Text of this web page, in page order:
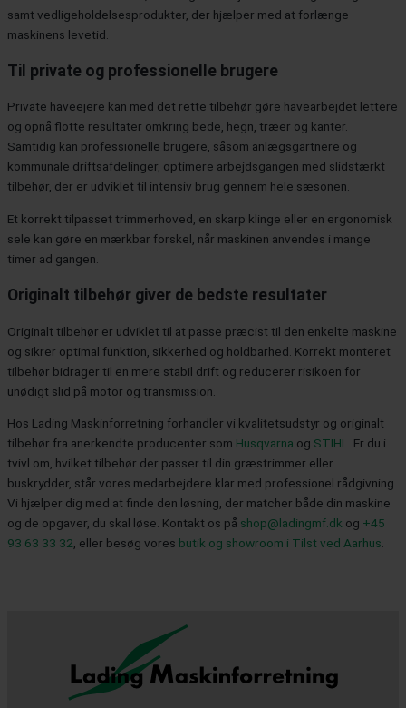
samt vedligeholdelsesprodukter, der hjælper med at forlænge
maskinens levetid.
Til private og professionelle brugere
Private haveejere kan med det rette tilbehør gøre havearbejdet lettere
og opnå flotte resultater omkring bede, hegn, træer og kanter.
Samtidig kan professionelle brugere, såsom anlægsgartnere og
kommunale driftsafdelinger, optimere arbejdsgangen med slidstærkt
tilbehør, der er udviklet til intensiv brug gennem hele sæsonen.
Et korrekt tilpasset trimmerhoved, en skarp klinge eller en ergonomisk
sele kan gøre en mærkbar forskel, når maskinen anvendes i mange
timer ad gangen.
Originalt tilbehør giver de bedste resultater
Originalt tilbehør er udviklet til at passe præcist til den enkelte maskine
og sikrer optimal funktion, sikkerhed og holdbarhed. Korrekt monteret
tilbehør bidrager til en mere stabil drift og reducerer risikoen for
unødigt slid på motor og transmission.
Hos Lading Maskinforretning forhandler vi kvalitetsudstyr og originalt
tilbehør fra anerkendte producenter som Husqvarna og STIHL. Er du i
tvivl om, hvilket tilbehør der passer til din græstrimmer eller
buskrydder, står vores medarbejdere klar med professionel rådgivning.
Vi hjælper dig med at finde den løsning, der matcher både din maskine
og de opgaver, du skal løse. Kontakt os på shop@ladingmf.dk og +45
93 63 33 32, eller besøg vores butik og showroom i Tilst ved Aarhus.